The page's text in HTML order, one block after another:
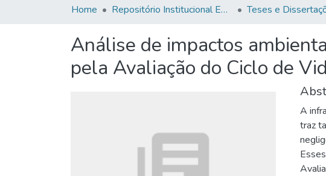
Home Repositório Institucional EESC
Análise de impactos
pela Avaliação do Ciclo de
A
traz